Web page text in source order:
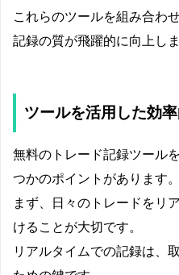
これらのツールを組み合わ
記録の質が飛躍的に向上しま
ツールを活用した効
無料のトレード記録ツール
つかのポイントがあります。
まず、日々のトレードをリ
けることが大切です。
リアルタイムでの記録は、